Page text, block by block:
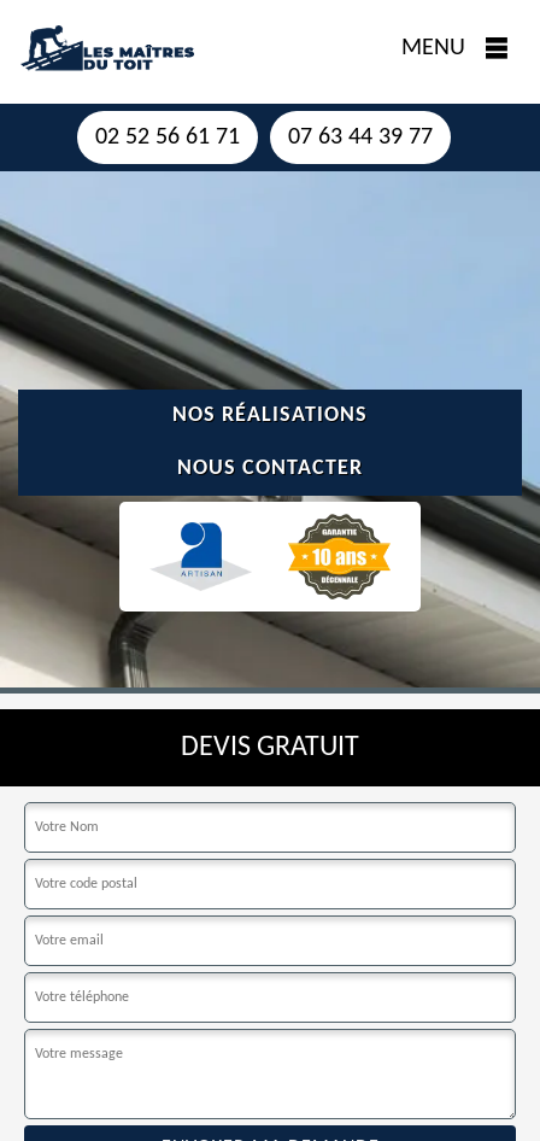
MENU
02 52 56 61 71 07 63 44 39 77
NOS RÉALISATIONS
NOUS CONTACTER
DEVIS GRATUIT